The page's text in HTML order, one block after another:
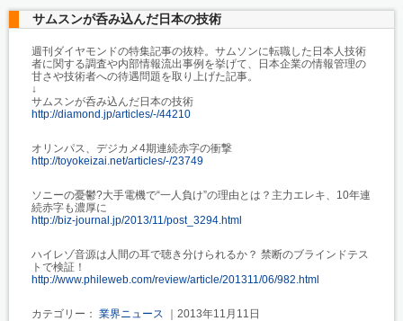
サムスンが呑み込んだ日本の技術
週刊ダイヤモンドの特集記事の抜粋。サムソンに転職した日本人技術
者に関する調査や内部情報流出事例を挙げて、日本企業の情報管理の
甘さや技術者への待遇問題を取り上げた記事。
↓
サムスンが呑み込んだ日本の技術
http://diamond.jp/articles/-/44210
オリンパス、デジカメ4期連続赤字の衝撃
http://toyokeizai.net/articles/-/23749
ソニーの憂鬱?大手電機で“一人負け”の理由とは？主力エレキ、10年連
続赤字も濃厚に
http://biz-journal.jp/2013/11/post_3294.html
ハイレゾ音源は人間の耳で聴き分けられるか？ 禁断のブラインドテス
トで検証！
http://www.phileweb.com/review/article/201311/06/982.html
カテゴリー： 業界ニュース ｜2013年11月11日